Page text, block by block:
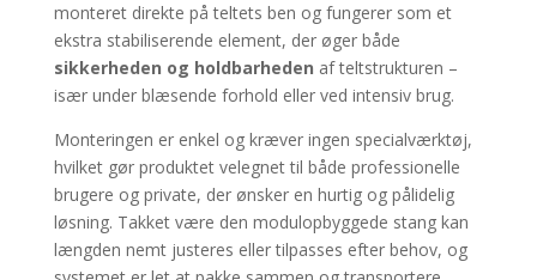
monteret direkte på teltets ben og fungerer som et
ekstra stabiliserende element, der øger både
sikkerheden og holdbarheden af teltstrukturen –
især under blæsende forhold eller ved intensiv brug.
Monteringen er enkel og kræver ingen specialværktøj,
hvilket gør produktet velegnet til både professionelle
brugere og private, der ønsker en hurtig og pålidelig
løsning. Takket være den modulopbyggede stang kan
længden nemt justeres eller tilpasses efter behov, og